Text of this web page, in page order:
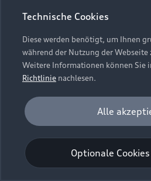
Bordbuch &
Verträge kündigen
Vertrag widerrufen
Datenschutz
Audi erleben
Newsletter
Datenschutzinformation
Cookie-Richtlinie
Digital Services Act
EU Data Act
Embleme am Fahrzeug bei
Webseite kann abweichen.
Technische Cookies
Diese werden benötigt, um Ihnen
während der Nutzung der Webseite
Weitere Informationen können Sie
Richtlinie nachlesen.
Analyse und Statistik
Performance Cookies sammeln
darüber, wie unsere Webseite
Anzahl der Besuche, Verweildauer).
werden zur Optimierung der
Optionale
Alle